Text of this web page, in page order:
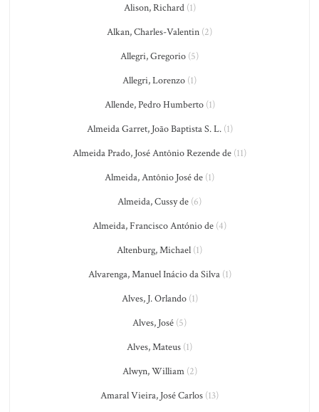
Alison, Richard(1)
Alkan, Charles-Valentin (2)
Allegri, Gregorio (5)
Allegri, Lorenzo (1)
Allende, Pedro Humberto(1)
Almeida Garret, João Baptista S. L.(1)
Almeida Prado, José Antônio Rezende de (11)
Almeida, Antônio José de (1)
Almeida, Cussy de (6)
Almeida, Francisco António de (4)
Altenburg, Michael (1)
Alvarenga, Manuel Inácio da Silva(1)
Alves, J. Orlando(1)
Alves, José (5)
Alves, Mateus (1)
Alwyn, William(2)
Amaral Vieira, José Carlos (13)